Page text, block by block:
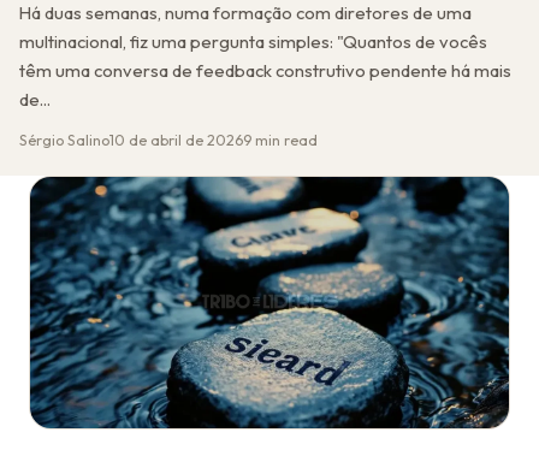
Há duas semanas, numa formação com diretores de uma
multinacional, fiz uma pergunta simples: "Quantos de vocês
têm uma conversa de feedback construtivo pendente há mais
de...
Sérgio Salino10 de abril de 20269 min read